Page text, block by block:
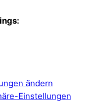
ändern
Einstellungen